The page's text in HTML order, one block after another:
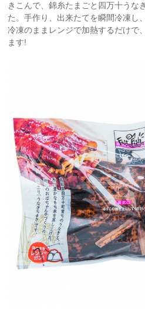
きこんで、錦糸たまごと四万十うな
た。手作り、出来たてを瞬間冷凍し
冷凍のままレンジで加熱するだけで
ます!